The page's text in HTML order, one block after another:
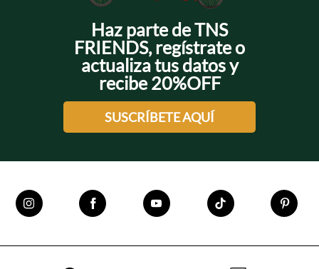
Haz parte de TNS
FRIENDS, regístrate o
actualiza tus datos y
recibe 20%OFF
SUSCRÍBETE AQUÍ